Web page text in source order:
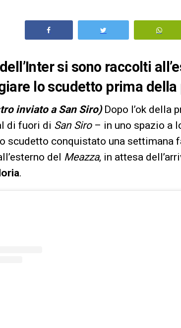
si sono raccolti
lo scudetto prima
inviato a San Siro)Dopo l’ok della
di fuori di San Siro– in uno spazio a
scudetto conquistato una settimana
del Meazza, in attesa
.